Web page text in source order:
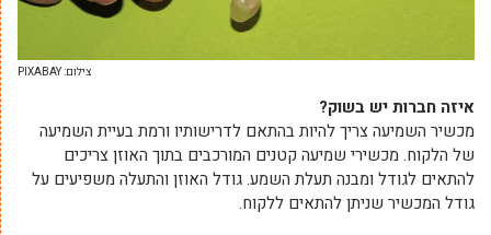
צילום: PIXABAY
איזה חברות יש בשוק?
מכשיר השמיעה צריך להיות בהתאם לדרישותיו ורמת בעיית השמיעה
של הלקוח. מכשירי שמיעה קטנים המורכבים בתוך האוזן צריכים
להתאים לגודל ומבנה תעלת השמע. גודל האוזן והתעלה משפיעים על
גודל המכשיר שניתן להתאים ללקוח.